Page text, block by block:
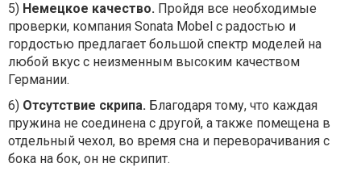
5) Немецкое качество. Пройдя все необходимые
проверки, компания Sonata Mobel с радостью и
гордостью предлагает большой спектр моделей на
любой вкус с неизменным высоким качеством
Германии.
6) Отсутствие скрипа. Благодаря тому, что каждая
пружина не соединена с другой, а также помещена в
отдельный чехол, во время сна и переворачивания с
бока на бок, он не скрипит.